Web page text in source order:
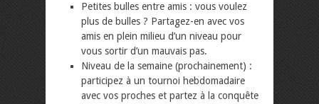
Petites bulles entre amis : vous voulez
plus de bulles ? Partagez-en avec vos
amis en plein milieu d’un niveau pour
vous sortir d’un mauvais pas.
Niveau de la semaine (prochainement) :
participez à un tournoi hebdomadaire
avec vos proches et partez à la conquête